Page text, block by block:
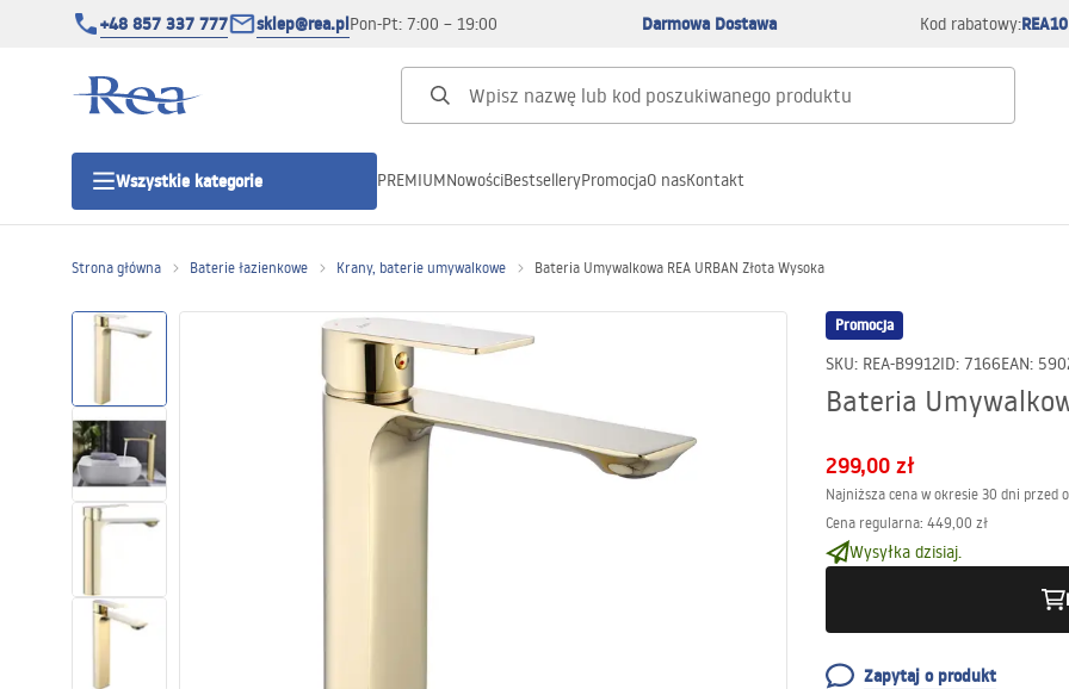
+48 857 337 777 sklep@rea.plPon-Pt: 7:00 – 19:00 Darmowa Dostawa Kod rabatowy:REA10
Wszystkie kategorie
Kategorie produktowe
Kabiny prysznicowe
Brodziki prysznicowe
Odpływy liniowe
Toalety, ubikacje
PREMIUMNowościBestselleryPromocjaO nasKontakt
Strona główna Baterie łazienkowe Krany, baterie umywalkowe Bateria Umywalkowa REA URBAN Złota Wysoka
Promocja
SKU: REA-B9912ID: 7166EAN:
Bateria
299,00 zł
Najniższa cena w okresie 30 dni przed
Cena regularna: 449,00 zł
Wysyłka dzisiaj.
Zapytaj o produkt